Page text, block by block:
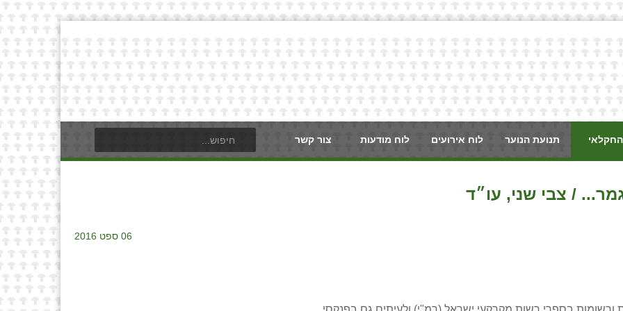
תנועת הנוער לוח אירועים לוח מודעות צור קשר
/ צבי שני, עו״ד
06 ספט 2016